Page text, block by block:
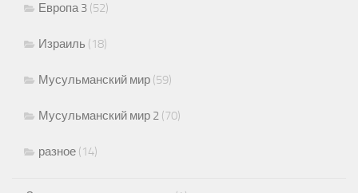
Европа 3 (52)
Израиль (18)
Мусульманский мир (59)
Мусульманский мир 2 (70)
разное (14)